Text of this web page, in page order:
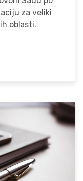
za veliki
oblasti.